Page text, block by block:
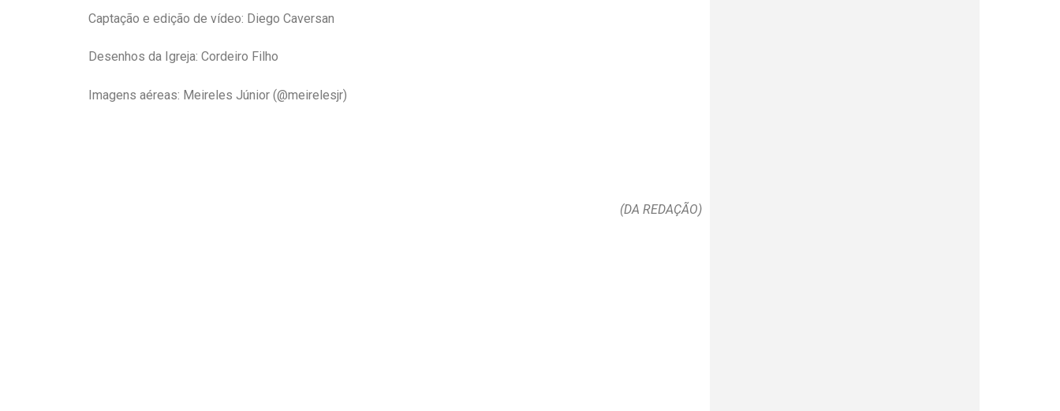
Captação e edição de vídeo: Diego Caversan
Desenhos da Igreja: Cordeiro Filho
Imagens aéreas: Meireles Júnior (@meirelesjr)
(DA REDAÇÃO)